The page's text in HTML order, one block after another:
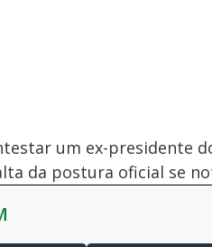
um ex-presidente
da postura oficial se